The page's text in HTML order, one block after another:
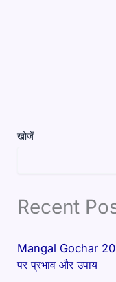
खोजें
Recent
Mangal Gochar
पर प्रभाव और उपाय